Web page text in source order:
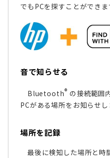
でもPCを探すことができま
音で知らせる
Bluetooth® の接続範囲
PCがある場所をお知らせし
場所を記録
最後に検知した場所と時